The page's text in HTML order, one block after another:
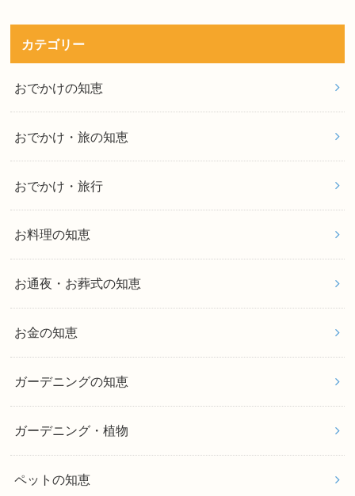
カテゴリー
おでかけの知恵
おでかけ・旅の知恵
おでかけ・旅行
お料理の知恵
お通夜・お葬式の知恵
お金の知恵
ガーデニングの知恵
ガーデニング・植物
ペットの知恵